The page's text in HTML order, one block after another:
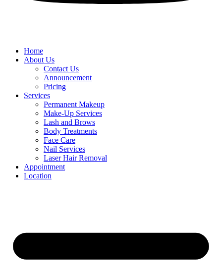
Home
About Us
Contact Us
Announcement
Pricing
Services
Permanent Makeup
Make-Up Services
Lash and Brows
Body Treatments
Face Care
Nail Services
Laser Hair Removal
Appointment
Location